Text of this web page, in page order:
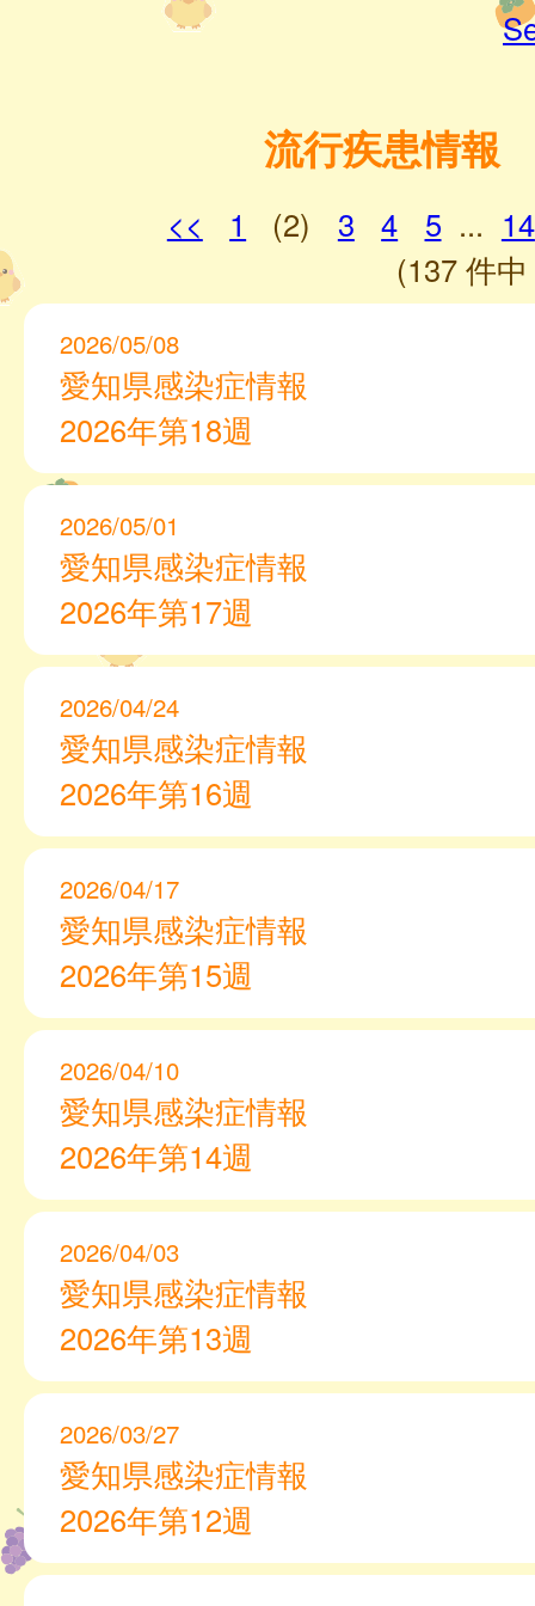
流行疾患情報
<< 1 (2) 3 4 5 ... 14
(137 件
2026/05/08
愛知県感染症情報
2026年第18週
2026/05/01
愛知県感染症情報
2026年第17週
2026/04/24
愛知県感染症情報
2026年第16週
2026/04/17
愛知県感染症情報
2026年第15週
2026/04/10
愛知県感染症情報
2026年第14週
2026/04/03
愛知県感染症情報
2026年第13週
2026/03/27
愛知県感染症情報
2026年第12週